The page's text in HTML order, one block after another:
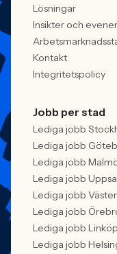
Lösningar
Insikter och
Kontakt
Integritetspolicy
Jobb per stad
Lediga jobb
Lediga jobb
Lediga jobb
Lediga jobb
Lediga jobb
Lediga jobb
Lediga jobb
Lediga jobb